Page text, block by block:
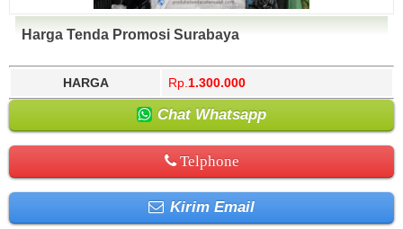
Harga Tenda Promosi Surabaya
HARGA Rp. 1.300.000
Chat Whatsapp
Telphone
Kirim Email